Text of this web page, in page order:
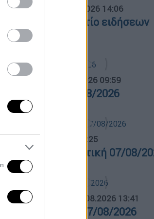
Μεσημεριανό... 07.08.2026 14:06
Μεσημεριανό δελτίο ειδήσεων
07/08/2026
07.08.2026 09:59
Ώρα Ελλάδος 07/08/2026
07.08.2026 14:25
Δελτίο στη νοηματική 07/08/
ΑΘΛΗΤΙΚΟ ΔΕΛΤΙΟ 07.08.2026 13:41
Αθλητικό δελτίο 07/08/2026